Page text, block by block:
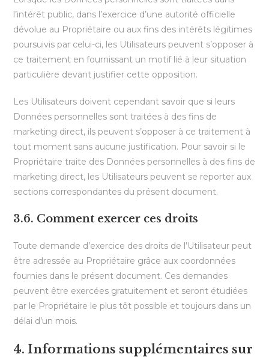
l’intérêt public, dans l’exercice d’une autorité officielle
dévolue au Propriétaire ou aux fins des intérêts légitimes
poursuivis par celui-ci, les Utilisateurs peuvent s’opposer à
ce traitement en fournissant un motif lié à leur situation
particulière devant justifier cette opposition.
Les Utilisateurs doivent cependant savoir que si leurs
Données personnelles sont traitées à des fins de
marketing direct, ils peuvent s’opposer à ce traitement à
tout moment sans aucune justification. Pour savoir si le
Propriétaire traite des Données personnelles à des fins de
marketing direct, les Utilisateurs peuvent se reporter aux
sections correspondantes du présent document.
3.6. Comment exercer ces droits
Toute demande d’exercice des droits de l’Utilisateur peut
être adressée au Propriétaire grâce aux coordonnées
fournies dans le présent document. Ces demandes
peuvent être exercées gratuitement et seront étudiées
par le Propriétaire le plus tôt possible et toujours dans un
délai d’un mois.
4. Informations supplémentaires sur